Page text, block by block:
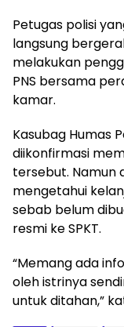
Petugas polisi
langsung
melakukan
PNS bersama
kamar.
Kasubag Humas
diikonfirmasi
tersebut. Namun
mengetahui
sebab belum
resmi ke SPKT.
“Memang ada
oleh istrinya
untuk ditahan,”